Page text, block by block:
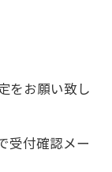
をお願い致し
受付確認メー